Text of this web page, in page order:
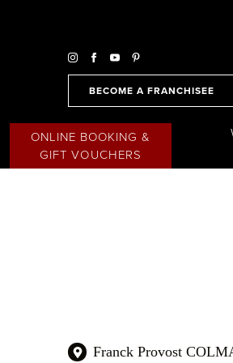
Franck Provost
BECOME A FRANCHISEE
ONLINE BOOKING &
GIFT VOUCHERS